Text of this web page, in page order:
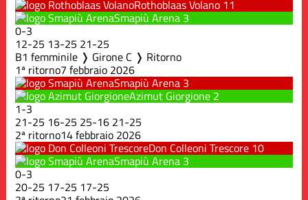
Rothoblaas Volano 11
Smapiù Arena 3
0-3
12-25 13-25 21-25
B1 femminile ❭ Girone C ❭ Ritorno
1ª ritorno7 febbraio 2026
Smapiù Arena 3
Azimut Giorgione 2
1-3
21-25 16-25 25-16 21-25
2ª ritorno14 febbraio 2026
Don Colleoni Trescore 10
Smapiù Arena 3
0-3
20-25 17-25 17-25